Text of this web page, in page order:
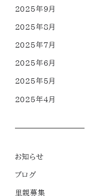
2025年9月
2025年8月
2025年7月
2025年6月
2025年5月
2025年4月
お知らせ
ブログ
里親募集